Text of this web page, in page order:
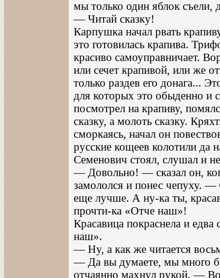
мы только один яблок съели,
— Читай сказку!
Карпушка начал рвать
это готовилась крапива.
красиво самоуправничает.
или сечет крапивой, или же
только раздев его донага...
для которых это обыденно и
посмотрел на крапиву,
сказку, а молоть сказку.
сморкаясь, начал он
русские кощеев колотили да
Семенович стоял, слушал и не
— Довольно! — сказал он,
замололся и понес чепуху.
еще лучше. А ну-ка ты,
прочти-ка «Отче наш»!
Красавица покраснела и
наш».
— Ну, а как же читается
— Да вы думаете, мы много
отчаянно махнул рукой. —